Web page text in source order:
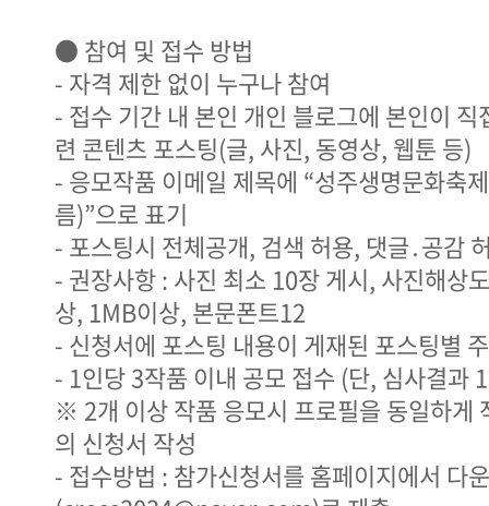
● 참여 및 접수 방법
- 자격 제한 없이 누구나 참여
- 접수 기간 내 본인 개인 블로그에 본인이
련 콘텐츠 포스팅(글, 사진, 동영상, 웹툰 등)
- 응모작품 이메일 제목에 “성주생명문화축
름)”으로 표기
- 포스팅시 전체공개, 검색 허용, 댓글․공감
- 권장사항 : 사진 최소 10장 게시, 사진해
상, 1MB이상, 본문폰트12
- 신청서에 포스팅 내용이 게재된 포스팅별
- 1인당 3작품 이내 공모 접수 (단, 심사결과
※ 2개 이상 작품 응모시 프로필을 동일하게
의 신청서 작성
- 접수방법 : 참가신청서를 홈페이지에서 다